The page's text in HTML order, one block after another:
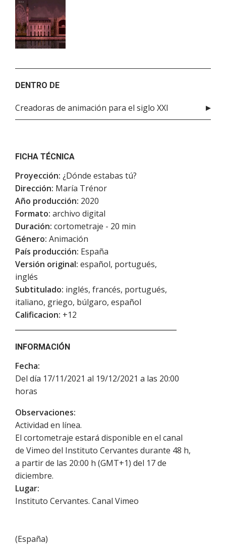
DENTRO DE
Creadoras de animación para el siglo XXI
FICHA TÉCNICA
Proyección: ¿Dónde estabas tú?
Dirección: María Trénor
Año producción: 2020
Formato: archivo digital
Duración: cortometraje - 20 min
Género: Animación
País producción: España
Versión original: español, portugués,
inglés
Subtitulado: inglés, francés, portugués,
italiano, griego, búlgaro, español
Calificacion: +12
INFORMACIÓN
Fecha:
Del día 17/11/2021 al 19/12/2021 a las 20:00
horas
Observaciones:
Actividad en línea.
El cortometraje estará disponible en el canal
de Vimeo del Instituto Cervantes durante 48 h,
a partir de las 20:00 h (GMT+1) del 17 de
diciembre.
Lugar:
Instituto Cervantes. Canal Vimeo
(España)